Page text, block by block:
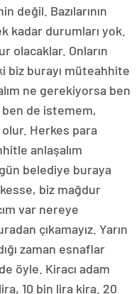
değil. Bazılarının
kadar durumları yok.
olacaklar. Onların
biz burayı müteahhite
ne gerekiyorsa ben
ben de istemem,
olur. Herkes para
anlaşalım
belediye buraya
biz mağdur
var nereye
çıkamayız. Yarın
zaman esnaflar
öyle. Kiracı adam
10 bin lira kira. 20